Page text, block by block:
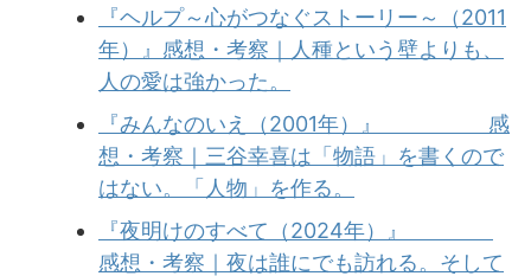
『ヘルプ～心がつなぐストーリー～（2011
年）』感想・考察｜人種という壁よりも、
人の愛は強かった。
『みんなのいえ（2001年）』 感
想・考察｜三谷幸喜は「物語」を書くので
はない。「人物」を作る。
『夜明けのすべて（2024年）』
感想・考察｜夜は誰にでも訪れる。そして